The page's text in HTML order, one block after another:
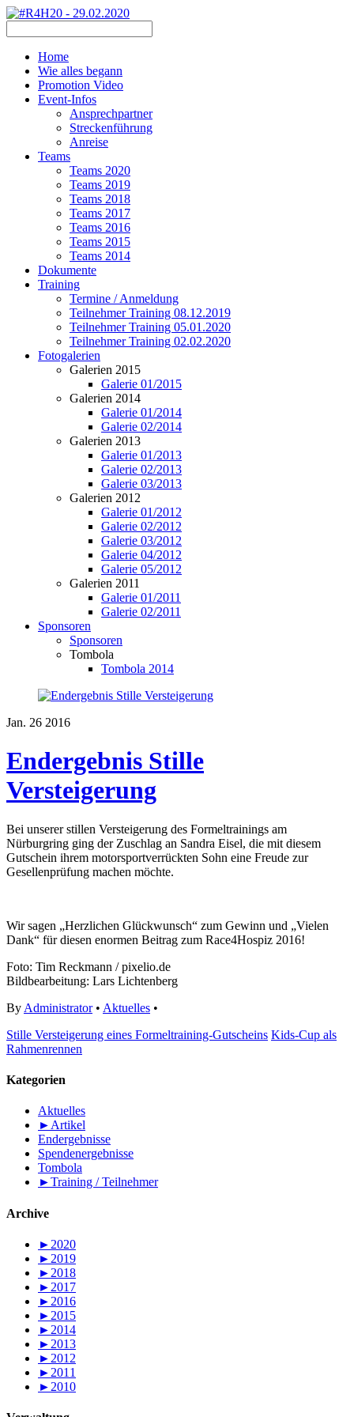
Home
Wie alles begann
Promotion Video
Event-Infos
Ansprechpartner
Streckenführung
Anreise
Teams
Teams 2020
Teams 2019
Teams 2018
Teams 2017
Teams 2016
Teams 2015
Teams 2014
Dokumente
Training
Termine / Anmeldung
Teilnehmer Training 08.12.2019
Teilnehmer Training 05.01.2020
Teilnehmer Training 02.02.2020
Fotogalerien
Galerien 2015
Galerie 01/2015
Galerien 2014
Galerie 01/2014
Galerie 02/2014
Galerien 2013
Galerie 01/2013
Galerie 02/2013
Galerie 03/2013
Galerien 2012
Galerie 01/2012
Galerie 02/2012
Galerie 03/2012
Galerie 04/2012
Galerie 05/2012
Galerien 2011
Galerie 01/2011
Galerie 02/2011
Sponsoren
Sponsoren
Tombola
Tombola 2014
Jan. 26 2016
Endergebnis Stille
Versteigerung
Bei unserer stillen Versteigerung des Formeltrainings am
Nürburgring ging der Zuschlag an Sandra Eisel, die mit diesem
Gutschein ihrem motorsportverrückten Sohn eine Freude zur
Gesellenprüfung machen möchte.
Wir sagen „Herzlichen Glückwunsch“ zum Gewinn und „Vielen
Dank“ für diesen enormen Beitrag zum Race4Hospiz 2016!
Foto: Tim Reckmann / pixelio.de
Bildbearbeitung: Lars Lichtenberg
By Administrator• Aktuelles •
Stille Versteigerung eines Formeltraining-Gutscheins Kids-Cup als
Rahmenrennen
Kategorien
Aktuelles
►Artikel
Endergebnisse
Spendenergebnisse
Tombola
►Training / Teilnehmer
Archive
► 2020
► 2019
► 2018
► 2017
► 2016
► 2015
► 2014
► 2013
► 2012
► 2011
► 2010